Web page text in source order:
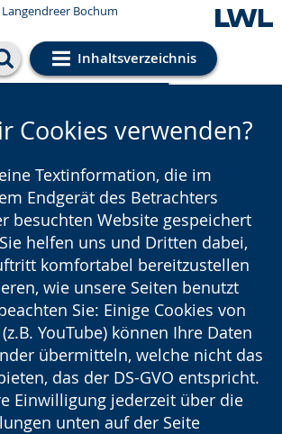
Bochum
Inhaltsverzeichnis
Cookie-Einstellungen
Cookies verwenden?
Textinformation, die im
Endgerät des Betrachters
besuchten Website gespeichert
helfen uns und Dritten dabei,
komfortabel bereitzustellen
wie unsere Seiten benutzt
Sie: Einige Cookies von
YouTube) können Ihre Daten
übermitteln, welche nicht das
das der DS-GVO entspricht.
Einwilligung jederzeit über die
unten auf der Seite